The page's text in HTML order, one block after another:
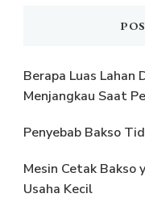
Berapa Luas Lahan
Menjangkau Saat
Penyebab Bakso
Mesin Cetak Bakso
Usaha Kecil